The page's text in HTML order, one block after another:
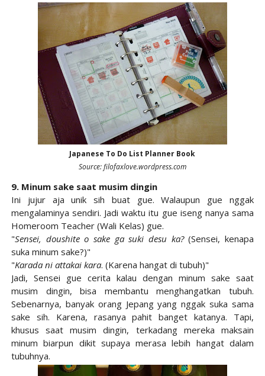
Japanese To Do List Planner Book
Source: filofaxlove.wordpress.com
9. Minum sake saat musim dingin
Ini jujur aja unik sih buat gue. Walaupun gue nggak
mengalaminya sendiri. Jadi waktu itu gue iseng nanya sama
Homeroom Teacher (Wali Kelas) gue.
"Sensei, doushite o sake ga suki desu ka?(Sensei, kenapa
suka minum sake?)"
"Karada ni attakai kara. (Karena hangat di tubuh)"
Jadi, Sensei gue cerita kalau dengan minum sake saat
musim dingin, bisa membantu menghangatkan tubuh.
Sebenarnya, banyak orang Jepang yang nggak suka sama
sake sih. Karena, rasanya pahit banget katanya. Tapi,
khusus saat musim dingin, terkadang mereka maksain
minum biarpun dikit supaya merasa lebih hangat dalam
tubuhnya.